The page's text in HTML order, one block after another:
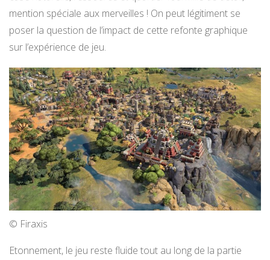
mention spéciale aux merveilles ! On peut légitiment se
poser la question de l’impact de cette refonte graphique
sur l’expérience de jeu.
© Firaxis
Etonnement, le jeu reste fluide tout au long de la partie